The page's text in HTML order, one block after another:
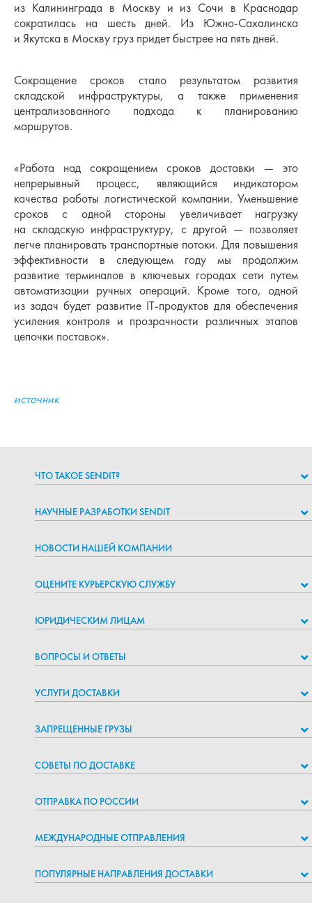
ЧТО ТАКОЕ SENDIT?
НАУЧНЫЕ РАЗРАБОТКИ SENDIT
НОВОСТИ НАШЕЙ КОМПАНИИ
ОЦЕНИТЕ КУРЬЕРСКУЮ СЛУЖБУ
ЮРИДИЧЕСКИМ ЛИЦАМ
ВОПРОСЫ И ОТВЕТЫ
УСЛУГИ ДОСТАВКИ
ЗАПРЕЩЕННЫЕ ГРУЗЫ
СОВЕТЫ ПО ДОСТАВКЕ
ОТПРАВКА ПО РОССИИ
МЕЖДУНАРОДНЫЕ ОТПРАВЛЕНИЯ
ПОПУЛЯРНЫЕ НАПРАВЛЕНИЯ ДОСТАВКИ
из Калининграда в Москву и из Сочи в Краснодар
сократилась на шесть дней. Из Южно-Сахалинска
и Якутска в Москву груз придет быстрее на пять дней.
Сокращение сроков стало результатом развития
складской инфраструктуры, а также применения
централизованного подхода к планированию
маршрутов.
«Работа над сокращением сроков доставки — это
непрерывный процесс, являющийся индикатором
качества работы логистической компании. Уменьшение
сроков с одной стороны увеличивает нагрузку
на складскую инфраструктуру, с другой — позволяет
легче планировать транспортные потоки. Для повышения
эффективности в следующем году мы продолжим
развитие терминалов в ключевых городах сети путем
автоматизации ручных операций. Кроме того, одной
из задач будет развитие IT-продуктов для обеспечения
усиления контроля и прозрачности различных этапов
цепочки поставок».
источник